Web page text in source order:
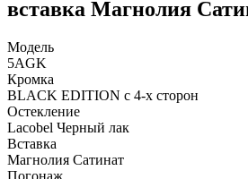
вставка Магнолия
Модель
5AGK
Кромка
BLACK EDITION с 4-х сторон
Остекление
Lacobel Черный лак
Вставка
Магнолия Сатинат
Погонаж